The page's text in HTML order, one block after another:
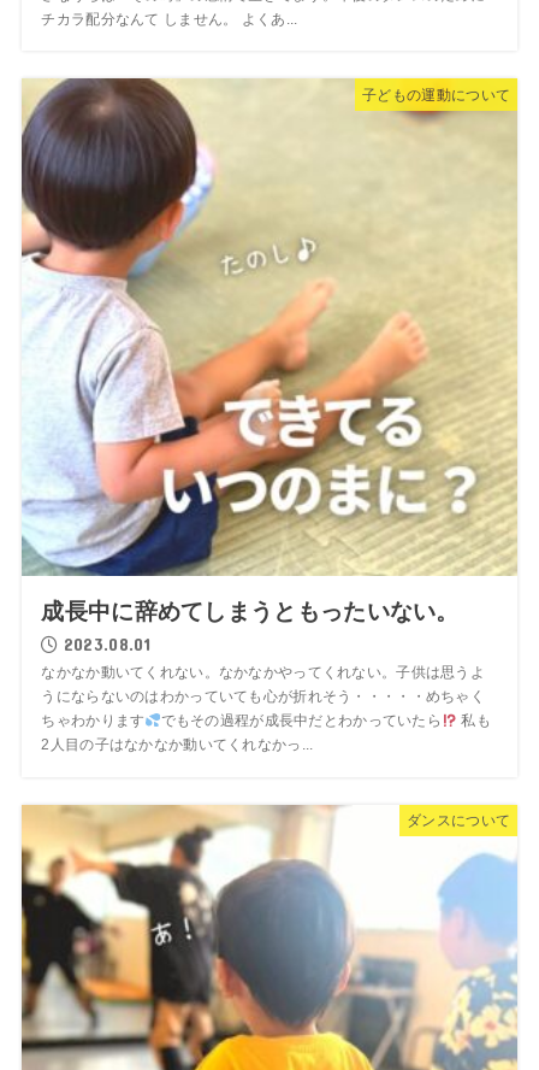
チカラ配分なんて しません。 よくあ...
子どもの運動について
成長中に辞めてしまうともったいない。
2023.08.01
なかなか動いてくれない。なかなかやってくれない。子供は思うよ
うにならないのはわかっていても心が折れそう・・・・・めちゃく
ちゃわかります
でもその過程が成長中だとわかっていたら
私も
2人目の子はなかなか動いてくれなかっ...
ダンスについて